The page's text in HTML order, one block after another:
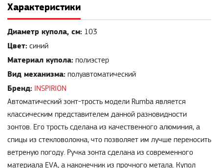
Характеристики
Диаметр купола, см: 103
Цвет: синий
Материал купола: полиэстер
Вид механизма: полуавтоматический
Бренд:
INSPIRION
Автоматический зонт-трость модели Rumba является
классическим представителем данной разновидности
зонтов. Его трость сделана из качественного алюминия, а
спицы из стекловолокна, что позволяет им лучше переносить
ветреную погоду. Ручка зонта сделана из современного
материала EVA, а наконечник из прочного метала. Купол